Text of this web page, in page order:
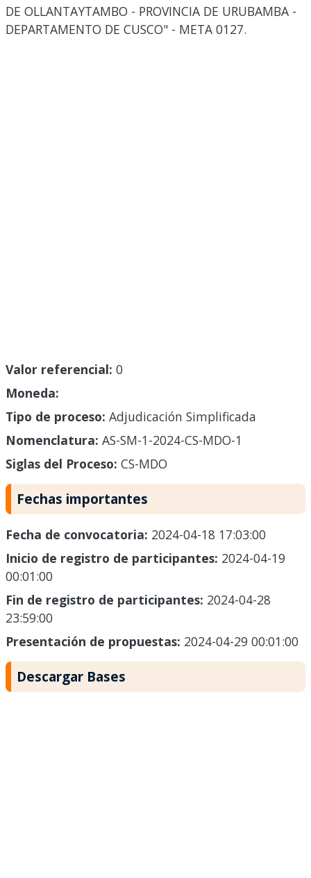
DE OLLANTAYTAMBO - PROVINCIA DE URUBAMBA -
DEPARTAMENTO DE CUSCO" - META 0127.
Valor referencial: 0
Moneda:
Tipo de proceso: Adjudicación Simplificada
Nomenclatura: AS-SM-1-2024-CS-MDO-1
Siglas del Proceso: CS-MDO
Fechas importantes
Fecha de convocatoria: 2024-04-18 17:03:00
Inicio de registro de participantes: 2024-04-19
00:01:00
Fin de registro de participantes: 2024-04-28
23:59:00
Presentación de propuestas: 2024-04-29 00:01:00
Descargar Bases